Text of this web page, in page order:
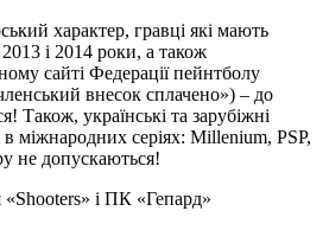
характер, гравці які мають
і 2014 роки, а також
сайті Федерації пейнтболу
внесок сплачено») – до
Також, українські та зарубіжні
в міжнародних серіях: Millenium, PSP,
не допускаються!
і ПК «Гепард»